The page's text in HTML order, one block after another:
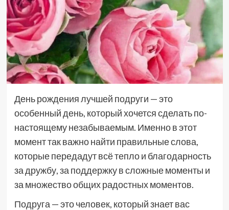
День рождения лучшей подруги — это
особенный день, который хочется сделать по-
настоящему незабываемым. Именно в этот
момент так важно найти правильные слова,
которые передадут всё тепло и благодарность
за дружбу, за поддержку в сложные моменты и
за множество общих радостных моментов.
Подруга — это человек, который знает вас